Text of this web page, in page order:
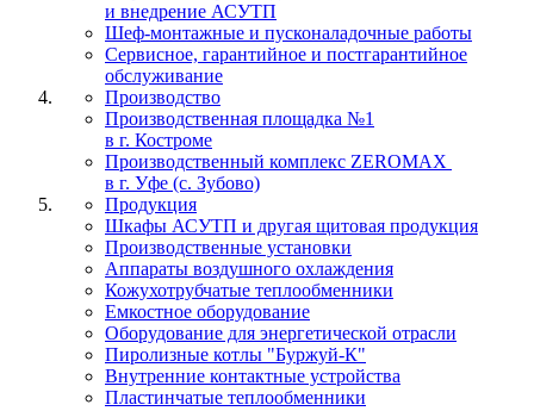
и внедрение АСУТП
Шеф-монтажные и пусконаладочные работы
Сервисное, гарантийное и постгарантийное
обслуживание
Производство
Производственная площадка №1
в г. Костроме
Производственный комплекс ZEROMAX
в г. Уфе (с. Зубово)
Продукция
Шкафы АСУТП и другая щитовая продукция
Производственные установки
Аппараты воздушного охлаждения
Кожухотрубчатые теплообменники
Емкостное оборудование
Оборудование для энергетической отрасли
Пиролизные котлы "Буржуй-К"
Внутренние контактные устройства
Пластинчатые теплообменники